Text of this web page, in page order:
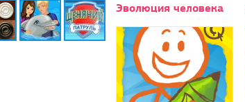
Эволюция человека